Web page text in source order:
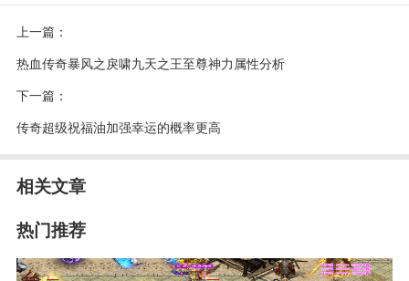
上一篇：
热血传奇暴风之戾啸九天之王至尊神力属性分析
下一篇：
传奇超级祝福油加强幸运的概率更高
相关文章
热门推荐